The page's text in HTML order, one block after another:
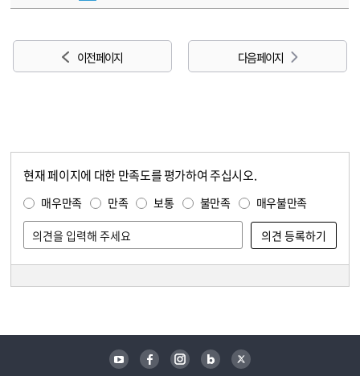
이전 페이지 다음 페이지
현재 페이지에 대한 만족도를 평가하여 주십시오.
매우만족 만족 보통 불만족 매우불만족
유튜브 페이스북 인스타그램 블로그 트위터